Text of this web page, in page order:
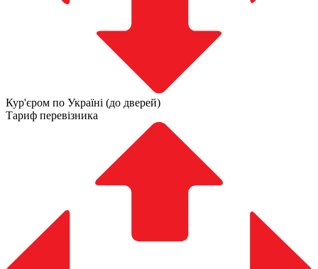
Кур'єром по Україні (до дверей)
Тариф перевізника